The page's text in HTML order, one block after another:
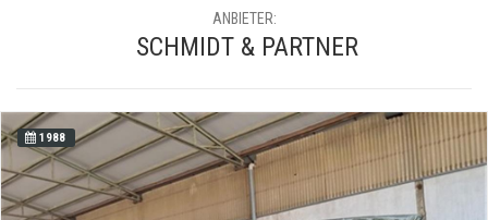
ANBIETER:
SCHMIDT & PARTNER
1988